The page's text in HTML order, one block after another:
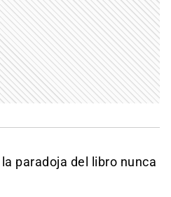
paradoja del libro nunca